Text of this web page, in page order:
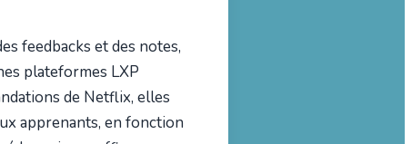
feedbacks et des notes,
plateformes LXP
de Netflix, elles
apprenants, en fonction